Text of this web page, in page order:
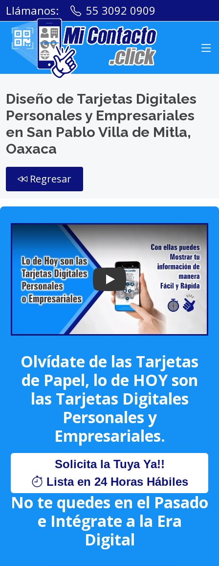
Llámanos: 55 3092 0909
Diseño de Tarjetas Digitales
Personales y Empresariales
en San Pablo Villa de Mitla,
Oaxaca
Regresar
Play: Keynote (Google I/O '18)
Olvídate de las Tarjetas
de Papel, lo de HOY son
las Tarjetas Digitales
Personales y
Empresariales.
Solicita la Tuya Ya!!
Lista en 24 Horas Hábiles
No te quedes en el Pasado
e Intégrate a la Era
Digital